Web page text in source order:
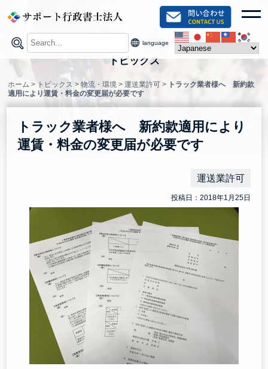
content
language
トピックス
ホーム > トピックス >物流・環境 >運送業許可 >
トラック業者様へ 新約款
適用により運賃・料金の変更届が必要です
トラック業者様へ 新約款適用により
運賃・料金の変更届が必要です
投稿日：2018年1月25日
運送業許可